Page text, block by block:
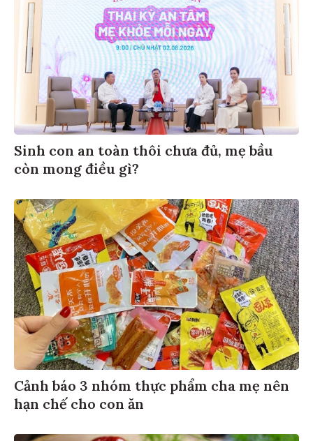
Sinh con an toàn thôi chưa đủ, mẹ bầu
còn mong điều gì?
Cảnh báo 3 nhóm thực phẩm cha mẹ nên
hạn chế cho con ăn